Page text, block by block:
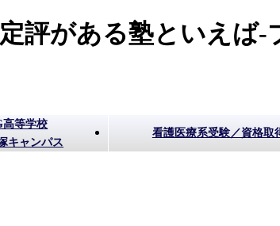
評がある塾といえば-
高等学校
キャンパス
看護医療系受験／資格取